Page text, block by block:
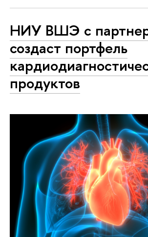
НИУ ВШЭ с
создаст портфель
продуктов